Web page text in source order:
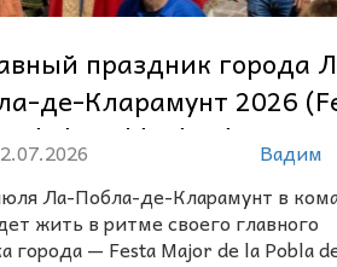
праздник города
де-Кларамунт 2026
de la Pobla de
Вадим
Ла-Побла-де-Кларамунт в
жить в ритме своего главного
города — Festa Major de la Pobla